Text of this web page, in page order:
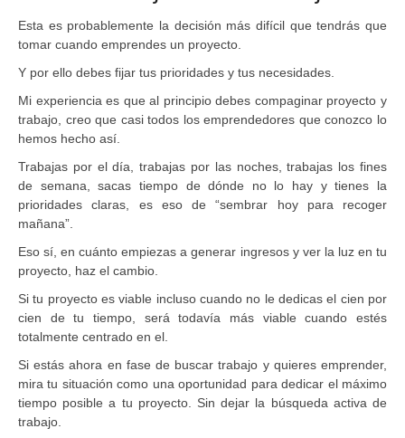
Esta es probablemente la decisión más difícil que tendrás que
tomar cuando emprendes un proyecto.
Y por ello debes fijar tus prioridades y tus necesidades.
Mi experiencia es que al principio debes compaginar proyecto y
trabajo, creo que casi todos los emprendedores que conozco lo
hemos hecho así.
Trabajas por el día, trabajas por las noches, trabajas los fines
de semana, sacas tiempo de dónde no lo hay y tienes la
prioridades claras, es eso de “sembrar hoy para recoger
mañana”.
Eso sí, en cuánto empiezas a generar ingresos y ver la luz en tu
proyecto, haz el cambio.
Si tu proyecto es viable incluso cuando no le dedicas el cien por
cien de tu tiempo, será todavía más viable cuando estés
totalmente centrado en el.
Si estás ahora en fase de buscar trabajo y quieres emprender,
mira tu situación como una oportunidad para dedicar el máximo
tiempo posible a tu proyecto. Sin dejar la búsqueda activa de
trabajo.